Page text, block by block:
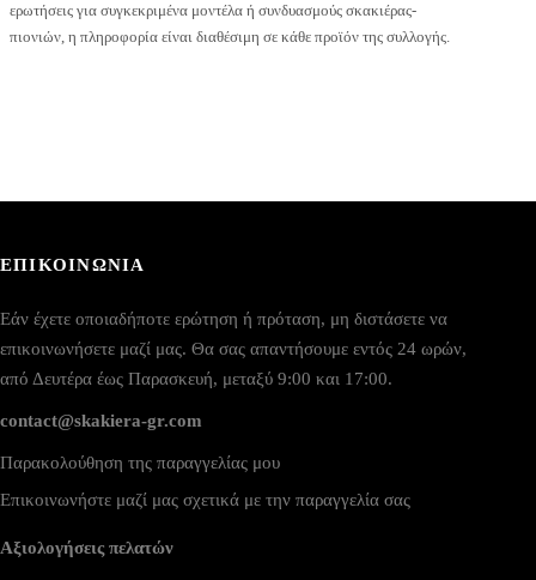
ερωτήσεις για συγκεκριμένα μοντέλα ή συνδυασμούς σκακιέρας-
πιονιών, η πληροφορία είναι διαθέσιμη σε κάθε προϊόν της συλλογής.
ΕΠΙΚΟΙΝΩΝΙΑ
Εάν έχετε οποιαδήποτε ερώτηση ή πρόταση, μη διστάσετε να
επικοινωνήσετε μαζί μας. Θα σας απαντήσουμε εντός 24 ωρών,
από Δευτέρα έως Παρασκευή, μεταξύ 9:00 και 17:00.
contact@skakiera-gr.com
Παρακολούθηση της παραγγελίας μου
Επικοινωνήστε μαζί μας σχετικά με την παραγγελία σας
Αξιολογήσεις πελατών